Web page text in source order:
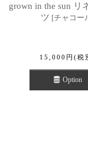
grown in the sun リ
ツ [チャコー
15,000 円 (税
Option